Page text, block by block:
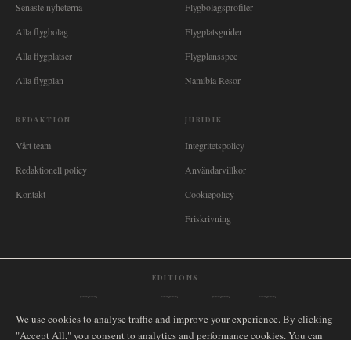
Senaste nyheterna
Alla flygbolag
Alla flygplatser
Alla flygplan
Flygbolagsprofiler
Flygplatsguider
Flygplansspec
Namibia Resor
REDAKTION
Vårt team
Redaktionell policy
Kontakt
JURIDIK
Integritetspolicy
Användarvillkor
Cookiepolicy
Friskrivning
EDITIONS
🌐 International🇬🇧 United Kingdom🇦🇺 Australia🇨🇦 Canada🇳🇿 New Zealand
🇿🇦 South Africa🇸🇬 Singapore 🇩🇪 Deutschland🇳🇱 Nederland🇫🇷 France
We use cookies to analyse traffic and improve your experience. By clicking
"Accept All," you consent to analytics and performance cookies. You can